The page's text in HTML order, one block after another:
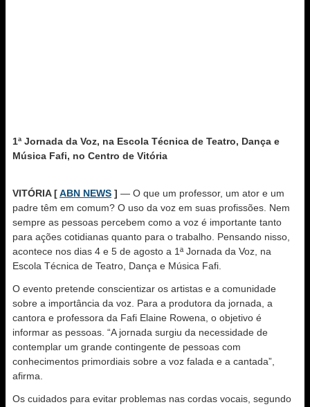
1ª Jornada da Voz, na Escola Técnica de Teatro, Dança e
Música Fafi, no Centro de Vitória
VITÓRIA [ABN NEWS ] — O que um professor, um ator e um
padre têm em comum? O uso da voz em suas profissões. Nem
sempre as pessoas percebem como a voz é importante tanto
para ações cotidianas quanto para o trabalho. Pensando nisso,
acontece nos dias 4 e 5 de agosto a 1ª Jornada da Voz, na
Escola Técnica de Teatro, Dança e Música Fafi.
O evento pretende conscientizar os artistas e a comunidade
sobre a importância da voz. Para a produtora da jornada, a
cantora e professora da Fafi Elaine Rowena, o objetivo é
informar as pessoas. “A jornada surgiu da necessidade de
contemplar um grande contingente de pessoas com
conhecimentos primordiais sobre a voz falada e a cantada”,
afirma.
Os cuidados para evitar problemas nas cordas vocais, segundo